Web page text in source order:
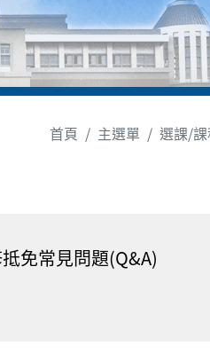
首頁
主選單 選課/
免常見問題(Q&A)